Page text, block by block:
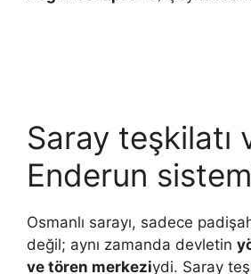
Saray teşkilatı
Enderun
Osmanlı sarayı, sadece
değil; aynı zamanda devletin
ve tören merkeziydi. Saray